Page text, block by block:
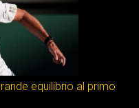
equilibrio al primo